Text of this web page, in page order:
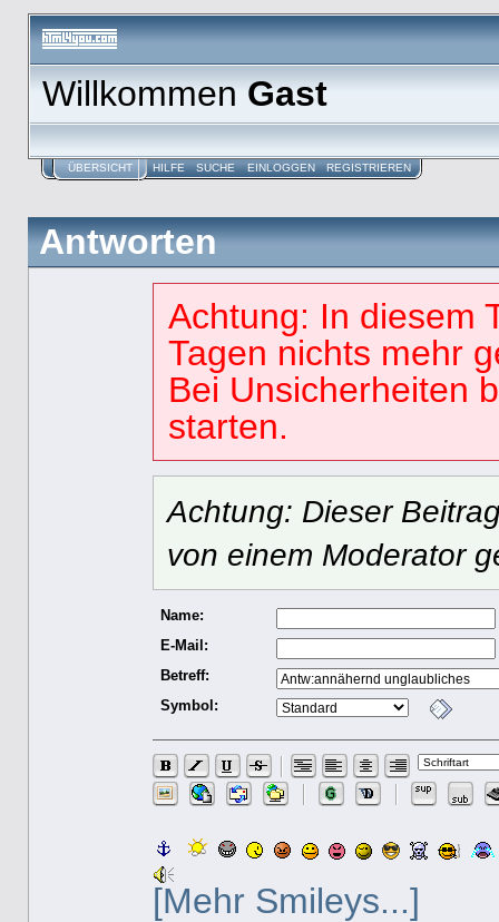
WillkommenGast
ÜBERSICHT HILFE SUCHE EINLOGGEN REGISTRIEREN
Antworten
Achtung: In diesem
Tagen nichts mehr
Bei Unsicherheiten
starten.
Achtung: Dieser
von einem Moderator
Name:
E-Mail:
Betreff:
Symbol:
[Mehr Smileys...]